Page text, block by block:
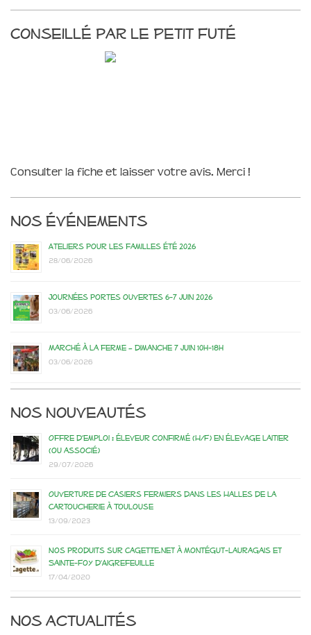
Conseillé par le Petit Futé
Consulter la fiche et laisser votre avis. Merci !
Nos événements
Ateliers pour les familles été 2026
28/06/2026
Journées portes ouvertes 6-7 juin 2026
03/06/2026
Marché à la ferme – dimanche 7 juin 10h-18h
03/06/2026
Nos nouveautés
Offre d’emploi : éleveur confirmé (H/F) en élevage laitier
(ou associé)
29/07/2026
Ouverture de casiers fermiers dans les Halles de la
Cartoucherie à Toulouse
13/09/2023
Nos produits sur Cagette.net à Montégut-Lauragais et
Sainte-Foy d’Aigrefeuille
17/04/2020
Nos actualités